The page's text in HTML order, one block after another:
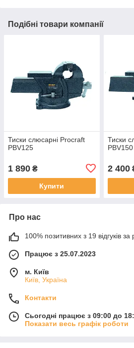
Подібні товари компанії
Тиски слюсарні Procraft
PBV125
1 890 ₴
Купити
Тиски
PBV150
2 400
Про нас
100% позитивних з 19 відгуків за
Працює з 25.07.2023
м. Київ
Київ, Україна
Контакти
Сьогодні працює з 09:00 до
Показати весь графік роботи